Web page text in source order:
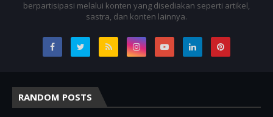
berpartisipasi melalui konten yang disediakan seperti artikel,
sastra, dan konten lainnya.
RANDOM POSTS